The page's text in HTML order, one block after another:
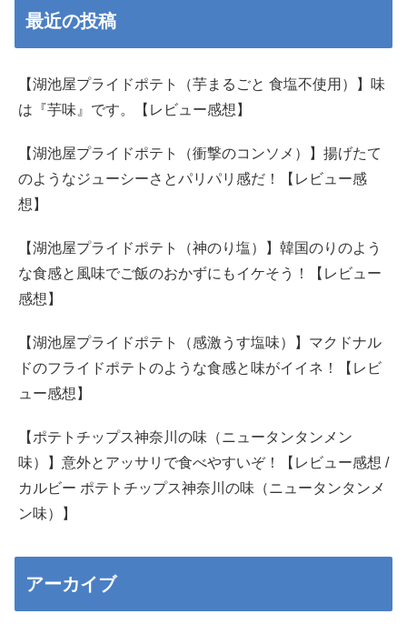
最近の投稿
【湖池屋プライドポテト（芋まるごと 食塩不使用）】味
は『芋味』です。【レビュー感想】
【湖池屋プライドポテト（衝撃のコンソメ）】揚げたて
のようなジューシーさとパリパリ感だ！【レビュー感
想】
【湖池屋プライドポテト（神のり塩）】韓国のりのよう
な食感と風味でご飯のおかずにもイケそう！【レビュー
感想】
【湖池屋プライドポテト（感激うす塩味）】マクドナル
ドのフライドポテトのような食感と味がイイネ！【レビ
ュー感想】
【ポテトチップス神奈川の味（ニュータンタンメン
味）】意外とアッサリで食べやすいぞ！【レビュー感想 /
カルビー ポテトチップス神奈川の味（ニュータンタンメ
ン味）】
アーカイブ